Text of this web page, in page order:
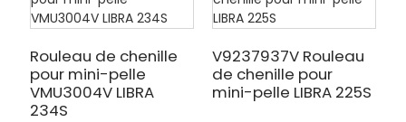
Rouleau de chenille
pour mini-pelle
VMU3004V LIBRA
234S
V9237937V Rouleau
de chenille pour
mini-pelle LIBRA 225S